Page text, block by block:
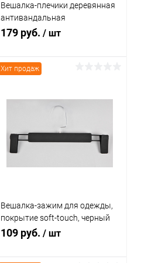
Вешалка-плечики деревянная
антивандальная
66NB/AB(светл/хром)
179 руб. / шт
В избранное В наличии
Хит продаж
Вешалка-зажим для одежды,
покрытие soft-touch, черный
В-213(черн)
109 руб. / шт